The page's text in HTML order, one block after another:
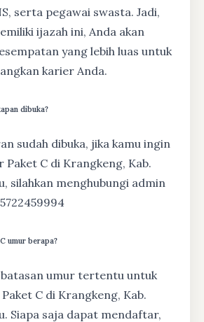
serta pegawai swasta. Jadi,
ijazah ini, Anda akan
yang lebih luas untuk
karier Anda.
dibuka?
sudah dibuka, jika kamu ingin
Paket C di Krangkeng, Kab.
silahkan menghubungi admin
umur berapa?
umur tertentu untuk
C di Krangkeng, Kab.
Siapa saja dapat mendaftar,